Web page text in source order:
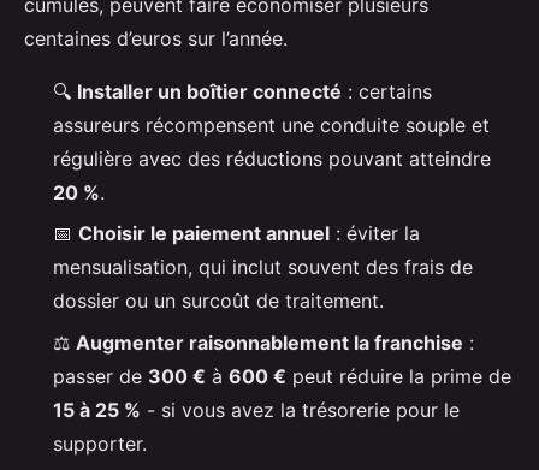
centaines d’euros sur l’année.
🔍 Installer un boîtier connecté : certains
assureurs récompensent une conduite souple et
régulière avec des réductions pouvant atteindre
20 %.
📅 Choisir le paiement annuel : éviter la
mensualisation, qui inclut souvent des frais de
dossier ou un surcoût de traitement.
⚖️ Augmenter raisonnablement la franchise :
passer de 300 € à 600 € peut réduire la prime de
15 à 25 % - si vous avez la trésorerie pour le
supporter.